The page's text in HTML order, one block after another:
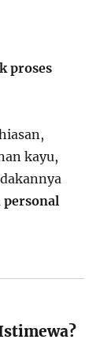
proses
kayu,
personal